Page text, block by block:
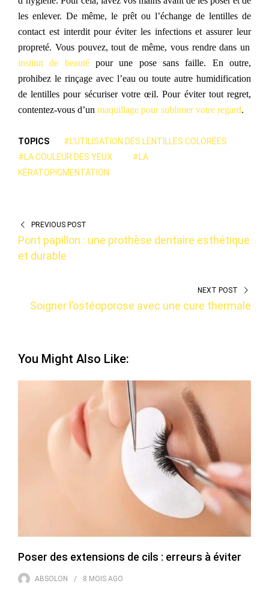
les enlever. De même, le prêt ou l’échange de lentilles de
contact est interditpouréviter les infections etassurerleur
propreté. Vous pouvez, tout de même, vous rendre dans un
institut de beautépourune pose sans faille. En outre,
prohibez le rinçage avec l’eau ou toute autre humidification
de lentilles pour sécuriser votre œil.Pour éviter toutregret,
contentez-vous d’un maquillage pour sublimer votre regard.
TOPICS
#L'UTILISATION DES LENTILLES COLORÉES
#LA COULEUR DES YEUX
#LA
KÉRATOPIGMENTATION
PREVIOUS POST
Pont papillon : une prothèse dentaire esthétique
et durable
NEXT POST
Soigner l’ostéoporose avec une cure thermale
You Might Also Like:
Poser des extensions de cils : erreurs à éviter
ABSOLON 8 MOIS AGO